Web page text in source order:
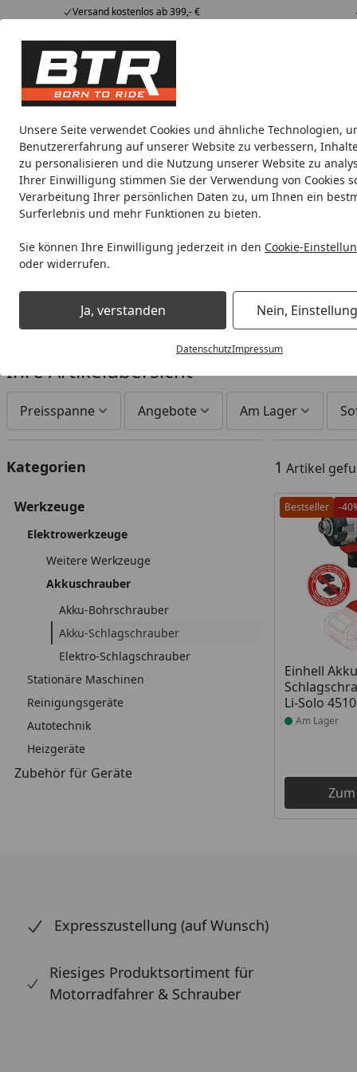
Unsere Seite verwendet Cookies und ähnliche Technologien,
Benutzererfahrung auf unserer Website zu verbessern,
zu personalisieren und die Nutzung unserer Website zu
Ihrer Einwilligung stimmen Sie der Verwendung von Cookies
Verarbeitung Ihrer persönlichen Daten zu, um Ihnen ein
Surferlebnis und mehr Funktionen zu bieten.
Sie können Ihre Einwilligung jederzeit in den Cookie-
oder widerrufen.
Ja, verstanden Nein,
DatenschutzImpressum
Versand kostenlos ab 399,- €
Hotline07051 / 9 222 5959
Mi-Fr. 8-12 Uhr
Alle Produkte
Alle ProdukteMarken
Einhell Germany AG Werkzeuge Zubehör für
Noch 2 Tage
Spare
Startseite
Einhell Akku-
Ihre Artikelübersicht
Preisspanne Angebote Am Lager
Kategorien
Werkzeuge
Elektrowerkzeuge
Weitere Werkzeuge
Akkuschrauber
Akku-Bohrschrauber
Akku-Schlagschrauber
Elektro-Schlagschrauber
Stationäre Maschinen
Reinigungsgeräte
Autotechnik
Heizgeräte
Zubehör für Geräte
1 Artikel
Bestseller -
Einhell
Li-Solo
Produkt am
Am Lager
Expresszustellung (auf Wunsch)
Riesiges Produktsortiment für
Motorradfahrer & Schrauber